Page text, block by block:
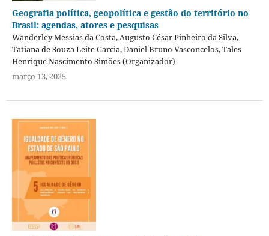
Geografia política, geopolítica e gestão do território no
Brasil: agendas, atores e pesquisas
Wanderley Messias da Costa, Augusto César Pinheiro da Silva,
Tatiana de Souza Leite Garcia, Daniel Bruno Vasconcelos, Tales
Henrique Nascimento Simões (Organizador)
março 13, 2025